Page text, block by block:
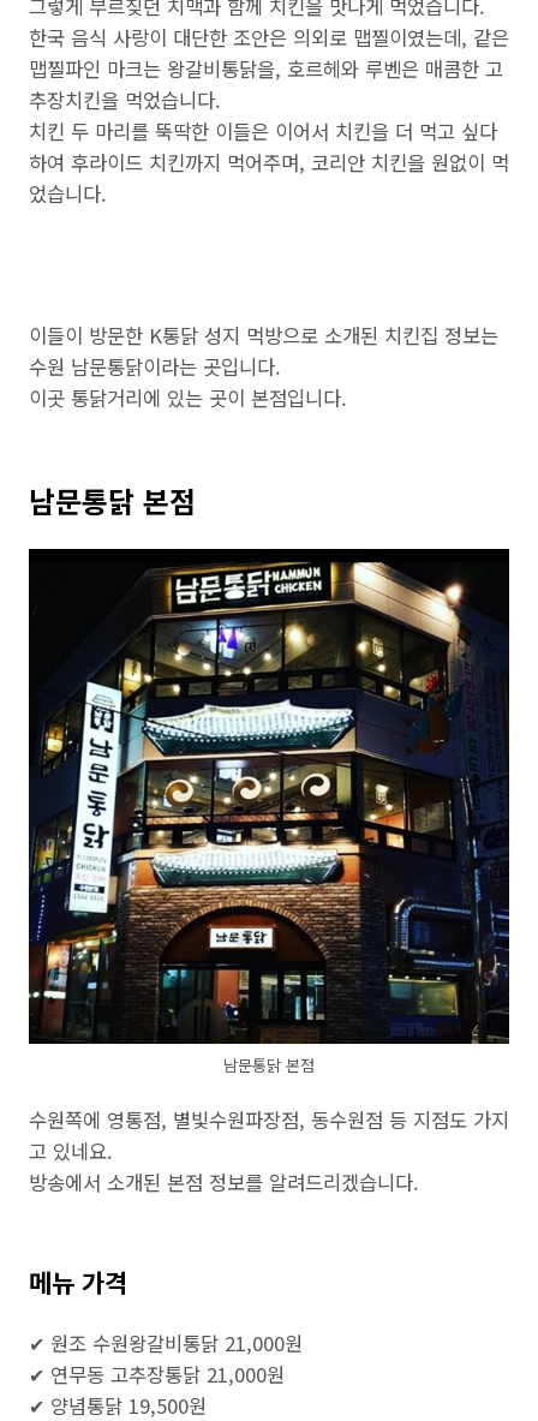
그렇게 부르짖던 치맥과 함께 치킨을 맛나게 먹었습니다.
한국 음식 사랑이 대단한 조안은 의외로 맵찔이였는데, 같은
맵찔파인 마크는 왕갈비통닭을, 호르헤와 루벤은 매콤한 고
추장치킨을 먹었습니다.
치킨 두 마리를 뚝딱한 이들은 이어서 치킨을 더 먹고 싶다
하여 후라이드 치킨까지 먹어주며, 코리안 치킨을 원없이 먹
었습니다.
이들이 방문한 K통닭 성지 먹방으로 소개된 치킨집 정보는
수원 남문통닭이라는 곳입니다.
이곳 통닭거리에 있는 곳이 본점입니다.
남문통닭 본점
남문통닭 본점
수원쪽에 영통점, 별빛수원파장점, 동수원점 등 지점도 가지
고 있네요.
방송에서 소개된 본점 정보를 알려드리겠습니다.
메뉴 가격
✔ 원조 수원왕갈비통닭 21,000원
✔ 연무동 고추장통닭 21,000원
✔ 양념통닭 19,500원